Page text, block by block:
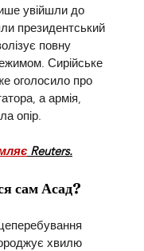
увійшли до
президентський
повну
Сирійське
оголосило про
а армія,
опір.
Reuters.
сам Асад?
хвилю